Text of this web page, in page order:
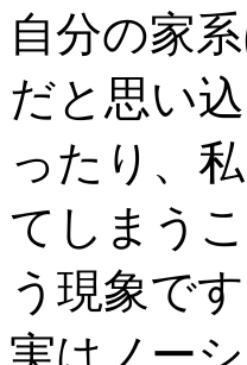
自分の家
だと思い
ったり、
てしまう
う現象です